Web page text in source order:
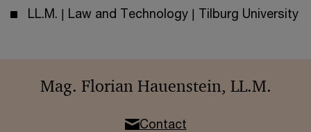
LL.M. | Law and Technology | Tilburg University
Mag. Florian Hauenstein, LL.M.
Contact